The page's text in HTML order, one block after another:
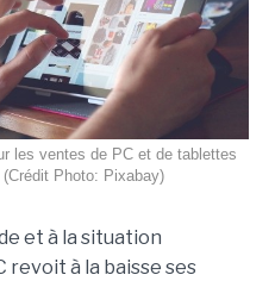
les ventes de PC et de tablettes
Photo: Pixabay)
et à la situation
revoit à la baisse ses